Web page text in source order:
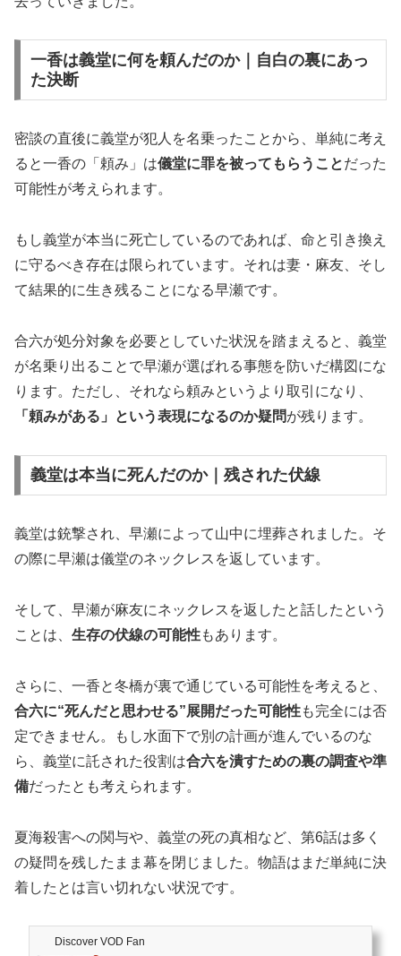
一香は義堂に何を頼んだのか｜自白の裏にあっ
た決断
密談の直後に義堂が犯人を名乗ったことから、単純に考え
ると一香の「頼み」は儀堂に罪を被ってもらうことだった
可能性が考えられます。
もし義堂が本当に死亡しているのであれば、命と引き換え
に守るべき存在は限られています。それは妻・麻友、そし
て結果的に生き残ることになる早瀬です。
合六が処分対象を必要としていた状況を踏まえると、義堂
が名乗り出ることで早瀬が選ばれる事態を防いだ構図にな
ります。ただし、それなら頼みというより取引になり、
「頼みがある」という表現になるのか疑問が残ります。
義堂は本当に死んだのか｜残された伏線
義堂は銃撃され、早瀬によって山中に埋葬されました。そ
の際に早瀬は儀堂のネックレスを返しています。
そして、早瀬が麻友にネックレスを返したと話したという
ことは、 生存の伏線の可能性もあります。
さらに、一香と冬橋が裏で通じている可能性を考えると、
合六に“死んだと思わせる”展開だった可能性も完全には否
定できません。もし水面下で別の計画が進んでいるのな
ら、義堂に託された役割は合六を潰すための裏の調査や準
備だったとも考えられます。
夏海殺害への関与や、義堂の死の真相など、第6話は多く
の疑問を残したまま幕を閉じました。物語はまだ単純に決
着したとは言い切れない状況です。
Discover VOD Fan